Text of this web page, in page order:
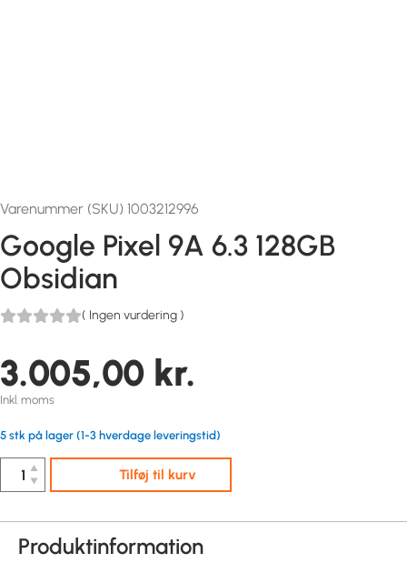
Varenummer (SKU) 1003212996
Google Pixel 9A 6.3 128GB
Obsidian
( Ingen vurdering )
3.005,00 kr.
Inkl. moms
5 stk på lager (1-3 hverdage leveringstid)
▲
▼
Tilføj til kurv
Produktinformation